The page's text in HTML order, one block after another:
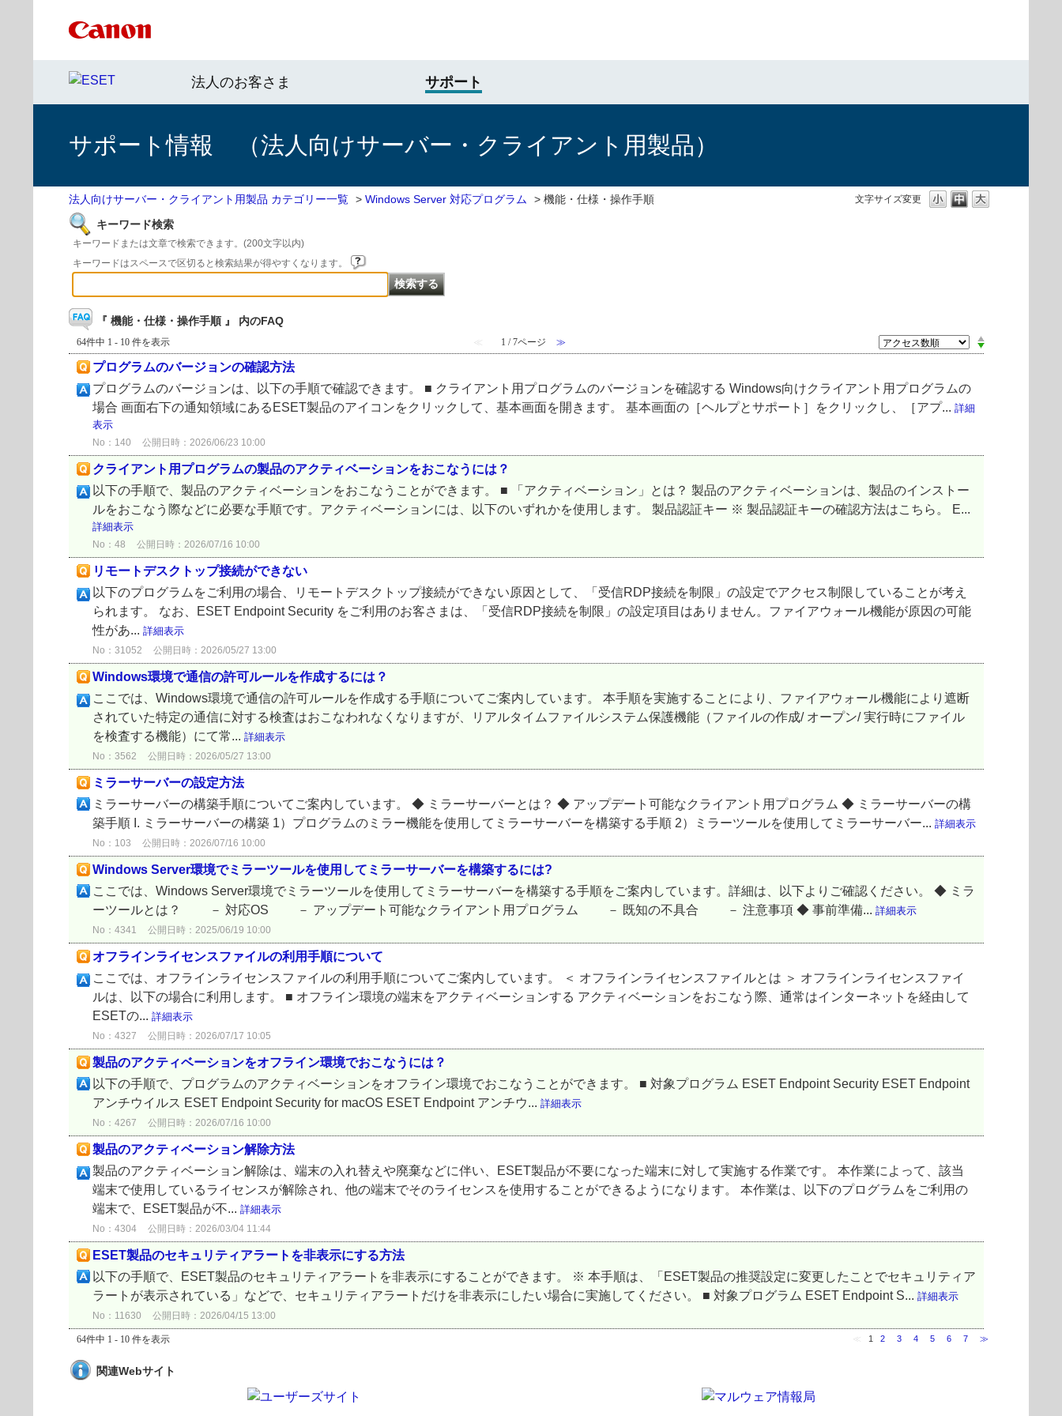
法人のお客さま サポート
サポート情報 （法人向けサーバー・クライアント用製品）
文字サイズ変更
法人向けサーバー・クライアント用製品 カテゴリー一覧 > Windows Server 対応プログラム > 機能・仕様・操作手順
キーワード検索
キーワードまたは文章で検索できます。(200文字以内)
キーワードはスペースで区切ると検索結果が得やすくなります。
『 機能・仕様・操作手順 』 内のFAQ
64件中 1 - 10 件を表示 ≪ 1 / 7ページ ≫
プログラムのバージョンの確認方法
プログラムのバージョンは、以下の手順で確認できます。 ■ クライアント用プログラムのバージョンを確認する Windows向けクライアント用プログラムの
場合 画面右下の通知領域にあるESET製品のアイコンをクリックして、基本画面を開きます。 基本画面の［ヘルプとサポート］をクリックし、［アプ... 詳細
表示
No：140 公開日時：2026/06/23 10:00
クライアント用プログラムの製品のアクティベーションをおこなうには？
以下の手順で、製品のアクティベーションをおこなうことができます。 ■ 「アクティベーション」とは？ 製品のアクティベーションは、製品のインストー
ルをおこなう際などに必要な手順です。アクティベーションには、以下のいずれかを使用します。 製品認証キー ※ 製品認証キーの確認方法はこちら。 E...
詳細表示
No：48 公開日時：2026/07/16 10:00
リモートデスクトップ接続ができない
以下のプログラムをご利用の場合、リモートデスクトップ接続ができない原因として、「受信RDP接続を制限」の設定でアクセス制限していることが考え
られます。 なお、ESET Endpoint Security をご利用のお客さまは、「受信RDP接続を制限」の設定項目はありません。ファイアウォール機能が原因の可能
性があ... 詳細表示
No：31052 公開日時：2026/05/27 13:00
Windows環境で通信の許可ルールを作成するには？
ここでは、Windows環境で通信の許可ルールを作成する手順についてご案内しています。 本手順を実施することにより、ファイアウォール機能により遮断
されていた特定の通信に対する検査はおこなわれなくなりますが、リアルタイムファイルシステム保護機能（ファイルの作成/ オープン/ 実行時にファイル
を検査する機能）にて常... 詳細表示
No：3562 公開日時：2026/05/27 13:00
ミラーサーバーの設定方法
ミラーサーバーの構築手順についてご案内しています。 ◆ ミラーサーバーとは？ ◆ アップデート可能なクライアント用プログラム ◆ ミラーサーバーの構
築手順 I. ミラーサーバーの構築 1）プログラムのミラー機能を使用してミラーサーバーを構築する手順 2）ミラーツールを使用してミラーサーバー... 詳細表示
No：103 公開日時：2026/07/16 10:00
Windows Server環境でミラーツールを使用してミラーサーバーを構築するには?
ここでは、Windows Server環境でミラーツールを使用してミラーサーバーを構築する手順をご案内しています。詳細は、以下よりご確認ください。 ◆ ミラ
ーツールとは？ － 対応OS － アップデート可能なクライアント用プログラム － 既知の不具合 － 注意事項 ◆ 事前準備... 詳細表示
No：4341 公開日時：2025/06/19 10:00
オフラインライセンスファイルの利用手順について
ここでは、オフラインライセンスファイルの利用手順についてご案内しています。 ＜ オフラインライセンスファイルとは ＞ オフラインライセンスファイ
ルは、以下の場合に利用します。 ■ オフライン環境の端末をアクティベーションする アクティベーションをおこなう際、通常はインターネットを経由して
ESETの... 詳細表示
No：4327 公開日時：2026/07/17 10:05
製品のアクティベーションをオフライン環境でおこなうには？
以下の手順で、プログラムのアクティベーションをオフライン環境でおこなうことができます。 ■ 対象プログラム ESET Endpoint Security ESET Endpoint
アンチウイルス ESET Endpoint Security for macOS ESET Endpoint アンチウ... 詳細表示
No：4267 公開日時：2026/07/16 10:00
製品のアクティベーション解除方法
製品のアクティベーション解除は、端末の入れ替えや廃棄などに伴い、ESET製品が不要になった端末に対して実施する作業です。 本作業によって、該当
端末で使用しているライセンスが解除され、他の端末でそのライセンスを使用することができるようになります。 本作業は、以下のプログラムをご利用の
端末で、ESET製品が不... 詳細表示
No：4304 公開日時：2026/03/04 11:44
ESET製品のセキュリティアラートを非表示にする方法
以下の手順で、ESET製品のセキュリティアラートを非表示にすることができます。 ※ 本手順は、「ESET製品の推奨設定に変更したことでセキュリティア
ラートが表示されている」などで、セキュリティアラートだけを非表示にしたい場合に実施してください。 ■ 対象プログラム ESET Endpoint S... 詳細表示
No：11630 公開日時：2026/04/15 13:00
64件中 1 - 10 件を表示 1 2 3 4 5 6 7 ≫
関連Webサイト